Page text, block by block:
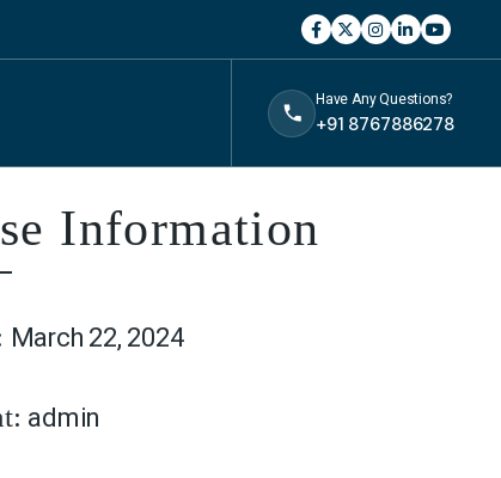
+91 8767886278
Have Any Questions?
Information
March 22, 2024
admin